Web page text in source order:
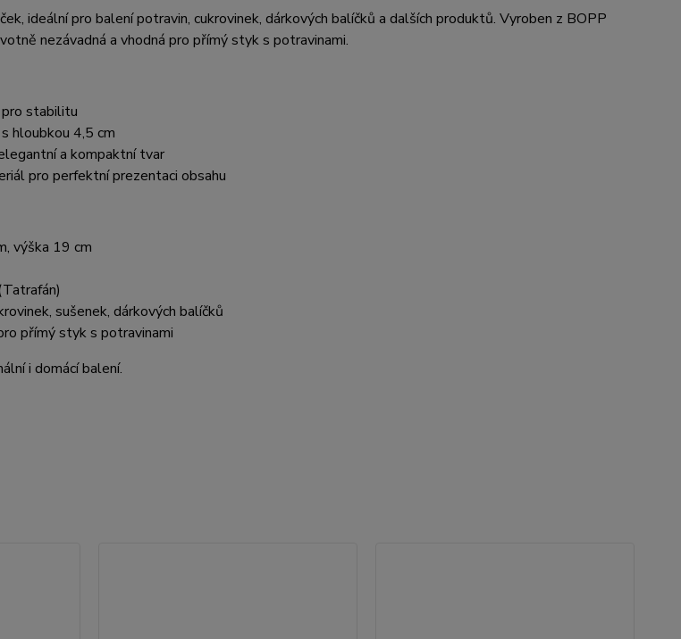
ideální pro balení potravin, cukrovinek, dárkových balíčků a dalších produktů. Vyroben z BOPP
nezávadná a vhodná pro přímý styk s potravinami.
stabilitu
hloubkou 4,5 cm
a kompaktní tvar
pro perfektní prezentaci obsahu
výška 19 cm
sušenek, dárkových balíčků
přímý styk s potravinami
i domácí balení.